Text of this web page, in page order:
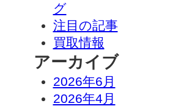
グ
注目の記事
買取情報
アーカイブ
2026年6月
2026年4月